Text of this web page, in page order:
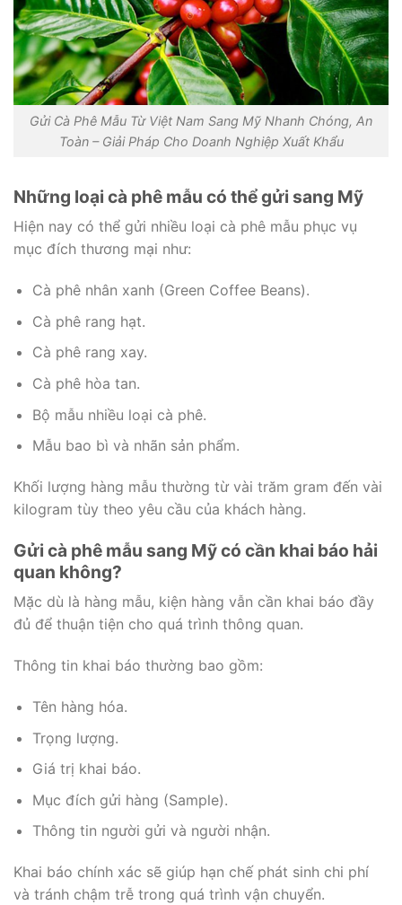
Gửi Cà Phê Mẫu Từ Việt Nam Sang Mỹ Nhanh Chóng, An
Toàn – Giải Pháp Cho Doanh Nghiệp Xuất Khẩu
Những loại cà phê mẫu có thể gửi sang Mỹ
Hiện nay có thể gửi nhiều loại cà phê mẫu phục vụ
mục đích thương mại như:
Cà phê nhân xanh (Green Coffee Beans).
Cà phê rang hạt.
Cà phê rang xay.
Cà phê hòa tan.
Bộ mẫu nhiều loại cà phê.
Mẫu bao bì và nhãn sản phẩm.
Khối lượng hàng mẫu thường từ vài trăm gram đến vài
kilogram tùy theo yêu cầu của khách hàng.
Gửi cà phê mẫu sang Mỹ có cần khai báo hải
quan không?
Mặc dù là hàng mẫu, kiện hàng vẫn cần khai báo đầy
đủ để thuận tiện cho quá trình thông quan.
Thông tin khai báo thường bao gồm:
Tên hàng hóa.
Trọng lượng.
Giá trị khai báo.
Mục đích gửi hàng (Sample).
Thông tin người gửi và người nhận.
Khai báo chính xác sẽ giúp hạn chế phát sinh chi phí
và tránh chậm trễ trong quá trình vận chuyển.